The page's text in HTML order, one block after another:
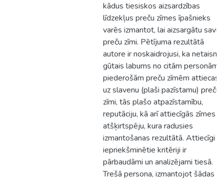
kādus tiesiskos aizsardzības
līdzekļus preču zīmes īpašnieks
varēs izmantot, lai aizsargātu savu
preču zīmi. Pētījuma rezultātā
autore ir noskaidrojusi, ka netaisnīgi
gūtais labums no citām personām
piederošām preču zīmēm attiecas
uz slavenu (plaši pazīstamu) preču
zīmi, tās plašo atpazīstamību,
reputāciju, kā arī attiecīgās zīmes
atšķirtspēju, kura radusies
izmantošanas rezultātā. Attiecīgi
iepriekšminētie kritēriji ir
pārbaudāmi un analizējami tiesā.
Trešā persona, izmantojot šādas